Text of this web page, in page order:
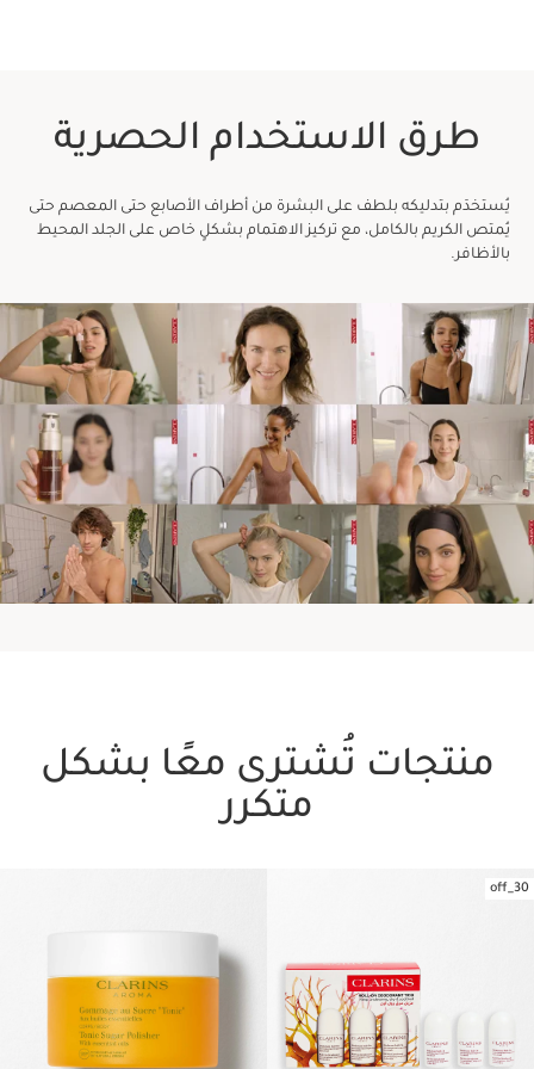
طرق الاستخدام الحصرية
يُستخدَم بتدليكه بلطف على البشرة من أطراف الأصابع حتى المعصم حتى
يُمتص الكريم بالكامل، مع تركيز الاهتمام بشكلٍ خاص على الجلد المحيط
بالأظافر.
منتجات تُشترى معًا بشكل
متكرر
30_off